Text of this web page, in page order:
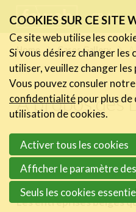
links
Jump
to
navigation
Jump
main
content
FR NL
Home Cases Gallery A
A propos des
Les Digital
différence
Les entreprises belges
Le
A
COOKIES SUR CE SITE
Ce site web utilise les
Si vous désirez changer les
utiliser, veuillez changer
Vous pouvez consuler notre
confidentialitépour plus
utilisation de cookies.
Activer tous les cookies
Afficher le paramètre
Seuls les cookies